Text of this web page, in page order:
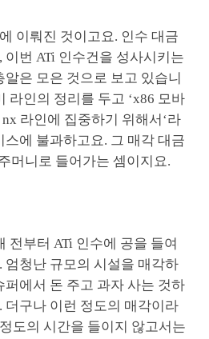
이뤄진 것이고요. 인수 대금
이번 ATi 인수건을 성사시키는
은 모은 것으로 보고 있습니
라인의 정리를 두고 ‘x86 모바
라인에 집중하기 위해서‘라
스에 불과하고요. 그 매각 대금
머니로 들어가는 셈이지요.
전부터 ATi 인수에 공을 들여
엄청난 규모의 시설을 매각하
퍼에서 돈 주고 과자 사는 것하
더구나 이런 정도의 매각이라
도의 시간을 들이지 않고서는